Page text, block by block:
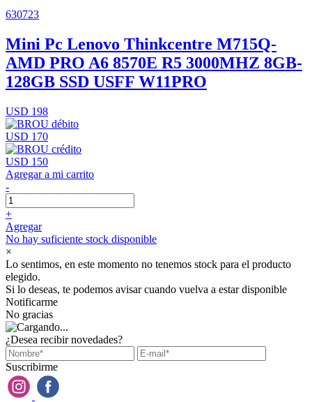
630723
Mini Pc Lenovo Thinkcentre M715Q-
AMD PRO A6 8570E R5 3000MHZ 8GB-
128GB SSD USFF W11PRO
USD 198
USD 170
USD 150
Agregar a mi carrito
-
+
Agregar
No hay suficiente stock disponible
×
Lo sentimos, en este momento no tenemos stock para el producto
elegido.
Si lo deseas, te podemos avisar cuando vuelva a estar disponible
Notificarme
No gracias
¿Desea recibir novedades?
Suscribirme